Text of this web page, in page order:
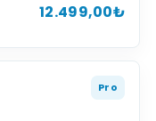
12.499,00₺
Pro